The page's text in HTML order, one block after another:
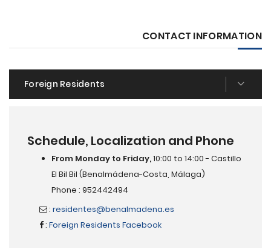
CONTACT INFORMATION
Foreign Residents
Schedule, Localization and Phone
From Monday to Friday,10:00 to 14:00 - Castillo
El Bil Bil (Benalmádena-Costa, Málaga)
Phone : 952442494
: residentes@benalmadena.es
: Foreign Residents Facebook